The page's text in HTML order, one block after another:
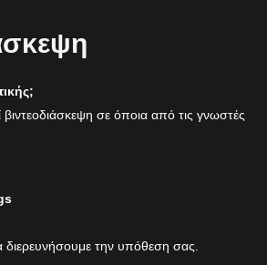
βιντεοδιάσκεψη σε όποια από τις γνωστές
διερευνήσουμε την υπόθεση σας.